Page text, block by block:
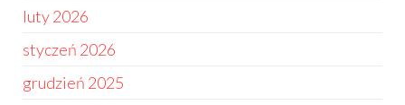
luty 2026
styczeń 2026
grudzień 2025